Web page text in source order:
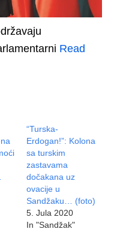
Read
“Turska-
Erdogan!”: Kolona
sa turskim
zastavama
dočakana uz
ovacije u
Sandžaku… (foto)
5. Jula 2020
In "Sandžak"